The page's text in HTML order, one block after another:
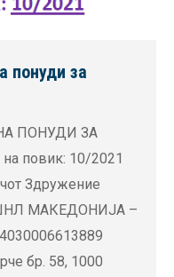
понуди за
ПОНУДИ ЗА
повик: 10/2021
Здружение
МАКЕДОНИЈА –
бр. 58, 1000